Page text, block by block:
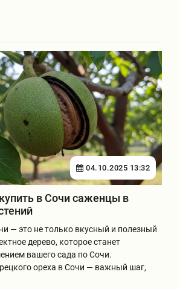
04.10.2025 13:32
в Сочи саженцы в
— это не только вкусный и полезный
дерево, которое станет
вашего сада по Сочи.
ореха в Сочи — важный шаг,